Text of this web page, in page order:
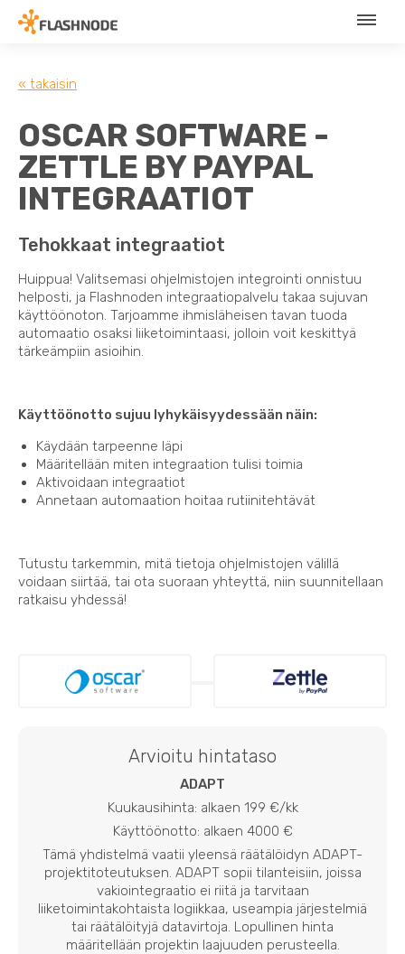
« takaisin
OSCAR SOFTWARE -
ZETTLE BY PAYPAL
INTEGRAATIOT
Tehokkaat integraatiot
Huippua! Valitsemasi ohjelmistojen integrointi onnistuu
helposti, ja Flashnoden integraatiopalvelu takaa sujuvan
käyttöönoton. Tarjoamme ihmisläheisen tavan tuoda
automaatio osaksi liiketoimintaasi, jolloin voit keskittyä
tärkeämpiin asioihin.
Käyttöönotto sujuu lyhykäisyydessään näin:
Käydään tarpeenne läpi
Määritellään miten integraation tulisi toimia
Aktivoidaan integraatiot
Annetaan automaation hoitaa rutiinitehtävät
Tutustu tarkemmin, mitä tietoja ohjelmistojen välillä
voidaan siirtää, tai ota suoraan yhteyttä, niin suunnitellaan
ratkaisu yhdessä!
Arvioitu hintataso
ADAPT
Kuukausihinta: alkaen 199 €/kk
Käyttöönotto: alkaen 4000 €
Tämä yhdistelmä vaatii yleensä räätälöidyn ADAPT-
projektitoteutuksen. ADAPT sopii tilanteisiin, joissa
vakiointegraatio ei riitä ja tarvitaan
liiketoimintakohtaista logiikkaa, useampia järjestelmiä
tai räätälöityjä datavirtoja. Lopullinen hinta
määritellään projektin laajuuden perusteella.